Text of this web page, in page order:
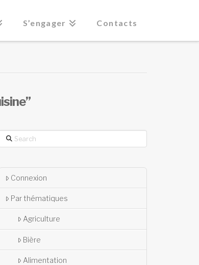
S’engager Contacts
Search
Connexion
Par thématiques
Agriculture
Bière
Alimentation